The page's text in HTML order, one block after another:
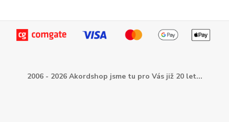
2006 - 2026 Akordshop jsme tu pro Vás již 20 let...